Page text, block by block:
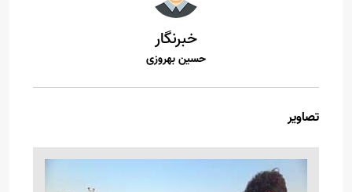
خبرنگار
حسین بهروزی
تصاویر